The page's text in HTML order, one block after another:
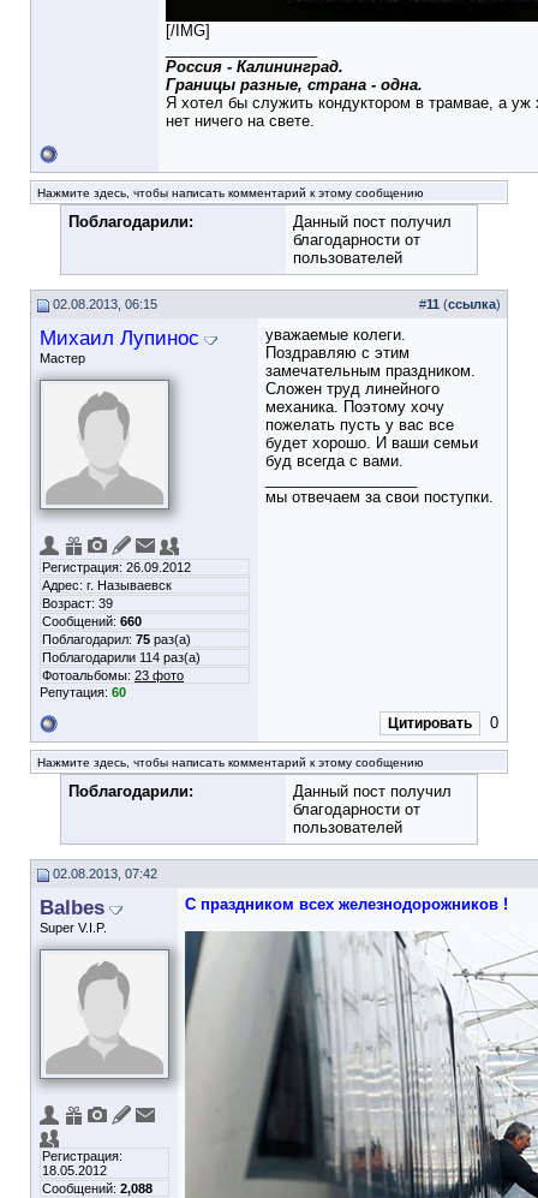
[/IMG]
Россия - Калининград.
Границы разные, страна - одна.
Я хотел бы служить кондуктором в трамвае, а уж
нет ничего на свете.
Нажмите здесь, чтобы написать комментарий к этому сообщению
Поблагодарили:
Данный пост получил
благодарности от
пользователей
02.08.2013, 06:15 #11 (ссылка)
Михаил Лупинос
Мастер
Регистрация: 26.09.2012
Адрес: г. Называевск
Возраст: 39
Сообщений: 660
Поблагодарил: 75 раз(а)
Поблагодарили 114 раз(а)
Фотоальбомы: 23 фото
Репутация: 60
уважаемые колеги.
Поздравляю с этим
замечательным праздником.
Сложен труд линейного
механика. Поэтому хочу
пожелать пусть у вас все
будет хорошо. И ваши семьи
буд всегда с вами.
мы отвечаем за свои поступки.
Цитировать 0
Нажмите здесь, чтобы написать комментарий к этому сообщению
Поблагодарили:
Данный пост получил
благодарности от
пользователей
02.08.2013, 07:42
Balbes
Super V.I.P.
Регистрация:
18.05.2012
Сообщений: 2,088
С праздником всех железнодорожников !